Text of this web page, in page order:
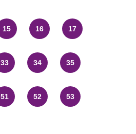
15 16 17
33 34 35
51 52 53